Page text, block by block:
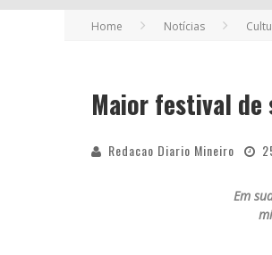
FUTURAS
Home Notícias
Maior festival de
Redacao Diario Mineiro
Em